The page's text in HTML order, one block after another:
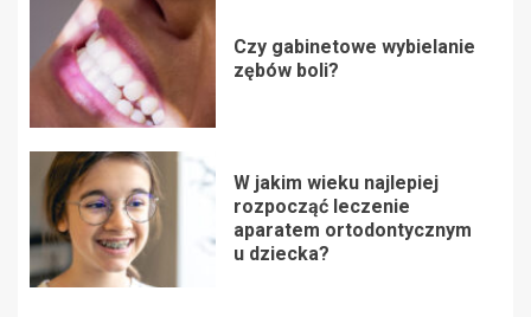
Czy gabinetowe wybielanie
zębów boli?
W jakim wieku najlepiej
rozpocząć leczenie
aparatem ortodontycznym
u dziecka?